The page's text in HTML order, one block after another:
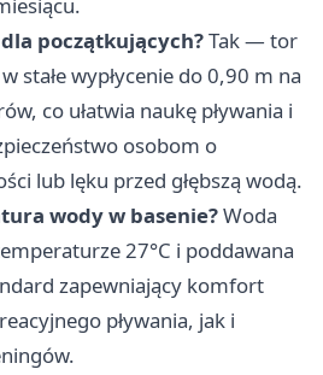
początkujących?Tak — tor
stałe wypłycenie do 0,90 m na
co ułatwia naukę pływania i
osobom o
lub lęku przed głębszą wodą.
wody w basenie?Woda
27°C i poddawana
zapewniający komfort
pływania, jak i